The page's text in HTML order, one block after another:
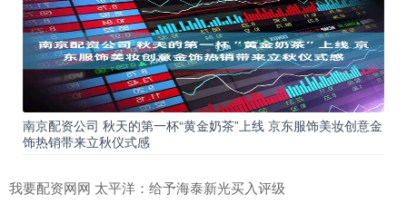
南京配资公司 秋天的第一杯“黄金奶茶”上线 京东服饰美妆创意金
饰热销带来立秋仪式感
我要配资网网 太平洋：给予海泰新光买入评级